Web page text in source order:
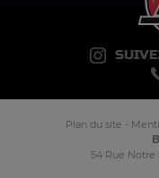
Plan du site -
54 Rue